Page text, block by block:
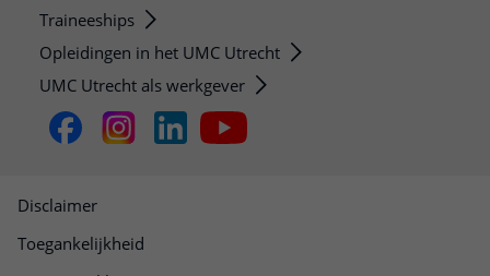
Traineeships
Opleidingen in het UMC Utrecht
UMC Utrecht als werkgever
Disclaimer
Toegankelijkheid